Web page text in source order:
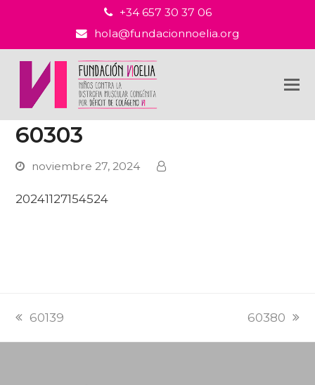
+34 657 30 37 06
hola@fundacionnoelia.org
60303
noviembre 27, 2024
20241127154524
60139
NEXT
60380